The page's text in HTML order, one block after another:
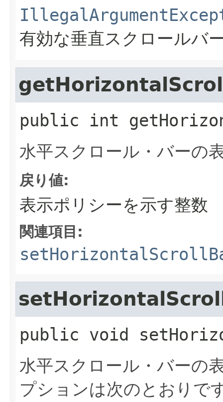
有効な垂直スクロールバ
public int
水平スクロール・バーの
戻り値:
表示ポリシーを示す整数
関連項目:
public void
水平スクロール・バーの
プションは次のとおりで